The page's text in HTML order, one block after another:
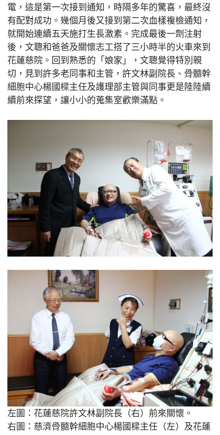
電，這是第一次接到通知，時隔多年的驚喜，最終沒
有配對成功。幾個月後又接到第二次血樣複檢通知，
就開始連續五天施打生長激素。完成最後一劑注射
後，文聰和爸爸及關懷志工搭了三小時半的火車來到
花蓮慈院。回到熟悉的「娘家」，文聰覺得特別親
切，見到許多老同事和主管，許文林副院長、骨髓幹
細胞中心楊國樑主任及護理部主管與同事更是陸陸續
續前來探望，讓小小的蒐集室歡樂滿點。
左圖：花蓮慈院許文林副院長（右）前來關懷。
右圖：慈濟骨髓幹細胞中心楊國樑主任（左）及花蓮